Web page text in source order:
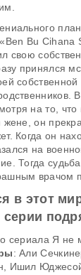
Bu Cihana
свою
принялся
собственной
на то, что
жене, он
Когда он
на
Тогда
врачом
в этот
серии
сериала Я не
: Али
Ишил